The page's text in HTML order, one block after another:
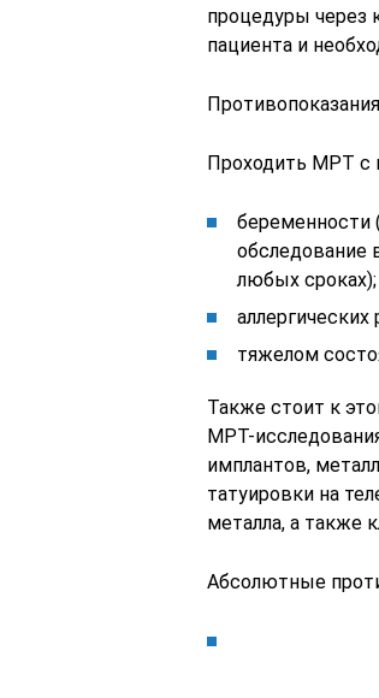
процедуры через
пациента и
Противопоказания
Проходить МРТ с
беременности
обследование
любых сроках);
аллергических
тяжелом
Также стоит к
МРТ-
имплантов,
татуировки на
металла, а также
Абсолютные